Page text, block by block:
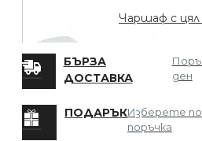
Чаршаф с цял
БЪРЗА
ДОСТАВКА
ден
ПОДАРЪКИзберете
поръчка